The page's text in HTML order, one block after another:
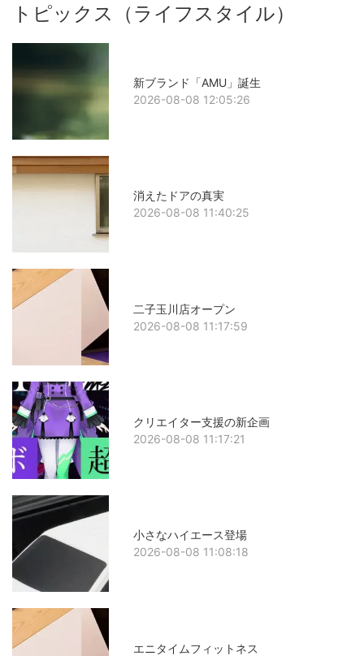
トピックス（ライフスタイル）
新ブランド「AMU」誕生
2026-08-08 12:05:26
消えたドアの真実
2026-08-08 11:40:25
二子玉川店オープン
2026-08-08 11:17:59
クリエイター支援の新企画
2026-08-08 11:17:21
小さなハイエース登場
2026-08-08 11:08:18
エニタイムフィットネス